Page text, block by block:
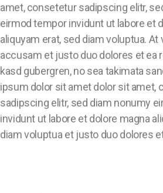
amet, consetetur sadipscing elitr,
eirmod tempor invidunt ut labore et
aliquyam erat, sed diam voluptua. At
accusam et justo duo dolores et ea
kasd gubergren, no sea takimata
ipsum dolor sit amet dolor sit amet,
sadipscing elitr, sed diam nonumy
invidunt ut labore et dolore magna
diam voluptua et justo duo dolores